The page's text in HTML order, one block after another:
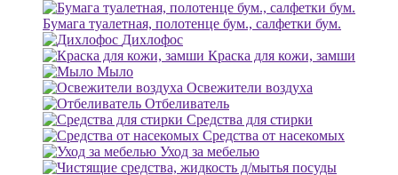
Бумага туалетная, полотенце бум., салфетки бум.
Дихлофос
Краска для кожи, замши
Мыло
Освежители воздуха
Отбеливатель
Средства для стирки
Средства от насекомых
Уход за мебелью